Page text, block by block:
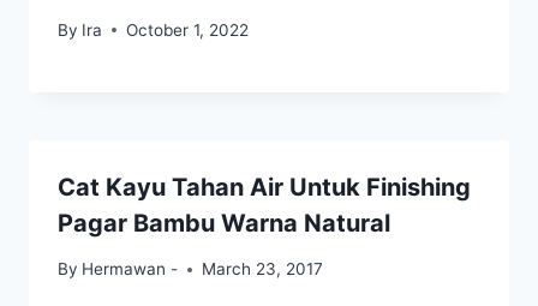
By Ira October 1, 2022
Cat Kayu Tahan Air Untuk Finishing
Pagar Bambu Warna Natural
By Hermawan - March 23, 2017